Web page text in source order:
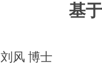
基
刘风 博士